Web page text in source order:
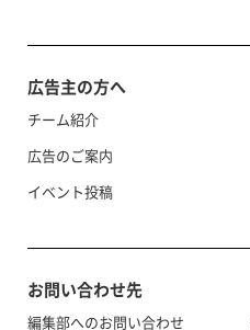
広告主の方へ
チーム紹介
広告のご案内
イベント投稿
お問い合わせ先
編集部へのお問い合わせ